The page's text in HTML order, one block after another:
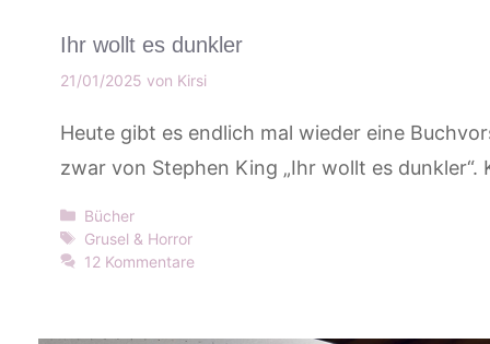
Ihr wollt es dunkler
21/01/2025 von Kirsi
Heute gibt es endlich mal wieder eine
zwar von Stephen King „Ihr wollt es dunkler“.
Kategorien
Bücher
Schlagwörter
Grusel & Horror
12 Kommentare